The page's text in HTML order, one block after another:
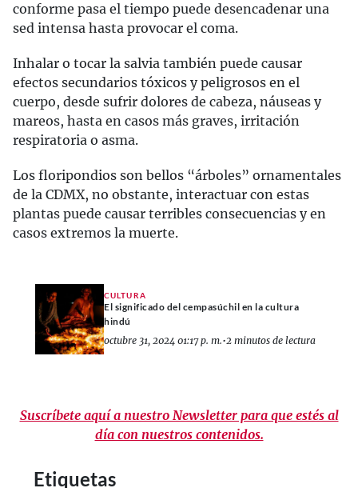
conforme pasa el tiempo puede desencadenar una
sed intensa hasta provocar el coma.
Inhalar o tocar la salvia también puede causar
efectos secundarios tóxicos y peligrosos en el
cuerpo, desde sufrir dolores de cabeza, náuseas y
mareos, hasta en casos más graves, irritación
respiratoria o asma.
Los floripondios son bellos “árboles” ornamentales
de la CDMX, no obstante, interactuar con estas
plantas puede causar terribles consecuencias y en
casos extremos la muerte.
CULTURA
El significado del cempasúchil en la cultura
hindú
octubre 31, 2024 01:17 p. m.•2 minutos de lectura
Suscríbete aquí a nuestro Newsletter para que estés al
día con nuestros contenidos.
Etiquetas